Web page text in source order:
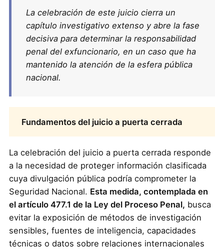
La celebración de este juicio cierra un
capítulo investigativo extenso y abre la fase
decisiva para determinar la responsabilidad
penal del exfuncionario, en un caso que ha
mantenido la atención de la esfera pública
nacional.
Fundamentos del juicio a puerta cerrada
La celebración del juicio a puerta cerrada responde
a la necesidad de proteger información clasificada
cuya divulgación pública podría comprometer la
Seguridad Nacional. Esta medida, contemplada en
el artículo 477.1 de la Ley del Proceso Penal, busca
evitar la exposición de métodos de investigación
sensibles, fuentes de inteligencia, capacidades
técnicas o datos sobre relaciones internacionales